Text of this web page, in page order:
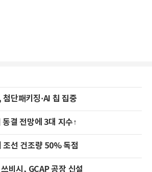
단패키징·AI 칩 집중
결 전망에 3대 지수↑
선 건조량 50% 독점
비시, GCAP 공장 신설